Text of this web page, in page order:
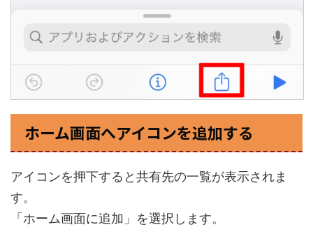
ホーム画面へアイコンを追加する
アイコンを押下すると共有先の一覧が表示されま
す。
「ホーム画面に追加」を選択します。